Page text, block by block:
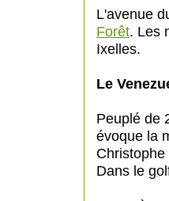
L'avenue
Forêt. Les
Ixelles.
Le
Peuplé de
évoque la
Dans le